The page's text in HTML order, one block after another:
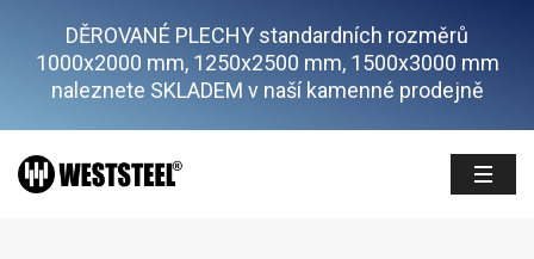
DĚROVANÉ PLECHY standardních rozměrů
1000x2000 mm, 1250x2500 mm, 1500x3000 mm
naleznete SKLADEM v naší kamenné prodejně